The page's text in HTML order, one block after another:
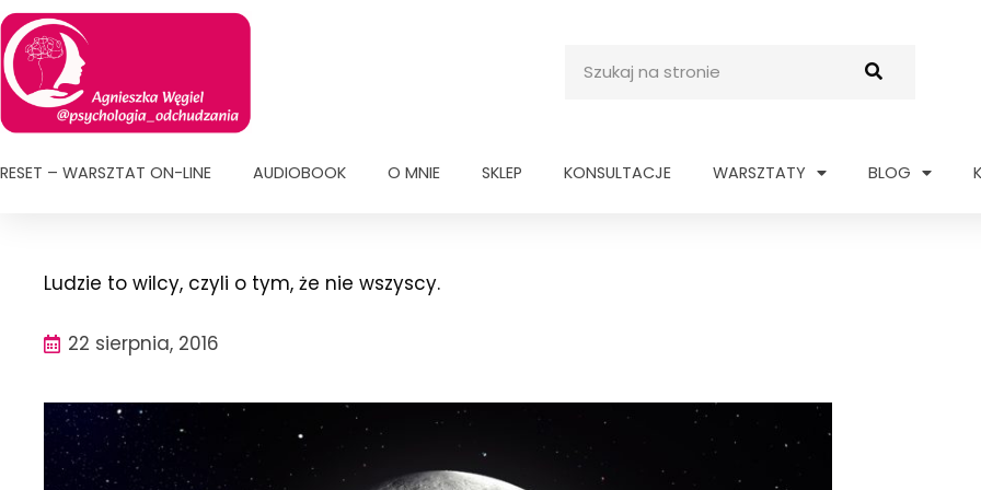
Przejdź
do
treści
RESET – WARSZTAT ON-LINE AUDIOBOOK O MNIE SKLEP KONSULTACJE WARSZTATY BLOG
Ludzie to wilcy, czyli o tym, że nie wszyscy.
22 sierpnia, 2016